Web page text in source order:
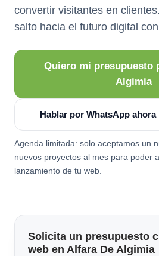
convertir visitantes en
salto hacia el futuro digital
Quiero mi presupuesto
Algimia
Hablar por WhatsApp ahora
Agenda limitada: solo aceptamos un
nuevos proyectos al mes para poder
lanzamiento de tu web.
Solicita un presupuesto
web en Alfara De Algimia